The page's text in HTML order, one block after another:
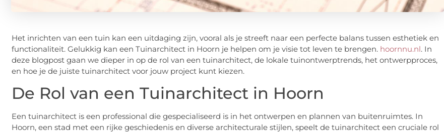
Het inrichten van een tuin kan een uitdaging zijn, vooral als je streeft naar een perfecte balans tussen esthetiek en
functionaliteit. Gelukkig kan een Tuinarchitect in Hoorn je helpen om je visie tot leven te brengen. hoornnu.nl. In
deze blogpost gaan we dieper in op de rol van een tuinarchitect, de lokale tuinontwerptrends, het ontwerpproces,
en hoe je de juiste tuinarchitect voor jouw project kunt kiezen.
De Rol van een Tuinarchitect in Hoorn
Een tuinarchitect is een professional die gespecialiseerd is in het ontwerpen en plannen van buitenruimtes. In
Hoorn, een stad met een rijke geschiedenis en diverse architecturale stijlen, speelt de tuinarchitect een cruciale rol